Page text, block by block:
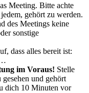
Meeting. Bitte achte
gehört zu werden.
des Meetings keine
sonstige
dass alles bereit ist:
…
im Voraus! Stelle
und gehört
dich 10 Minuten vor